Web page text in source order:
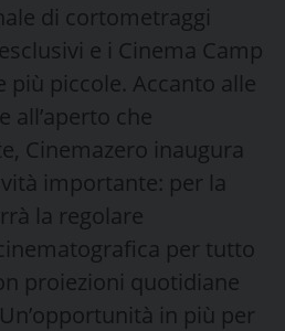
di cortometraggi
e i Cinema Camp
più piccole. Accanto alle
all’aperto che
Cinemazero inaugura
importante: per la
la regolare
per tutto
proiezioni quotidiane
in più per